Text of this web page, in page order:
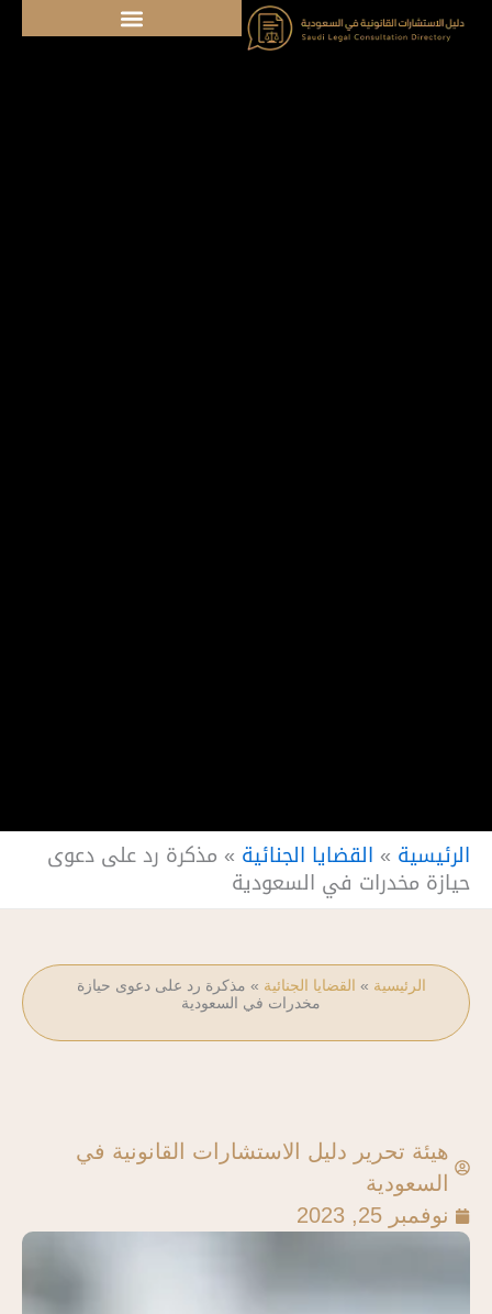
تخطي
الرئيسية » القضايا الجنائية » مذكرة رد على دعوى
حيازة مخدرات في السعودية
الرئيسية » القضايا الجنائية » مذكرة رد على دعوى حيازة
مخدرات في السعودية
هيئة تحرير دليل الاستشارات القانونية في
السعودية
نوفمبر 25, 2023